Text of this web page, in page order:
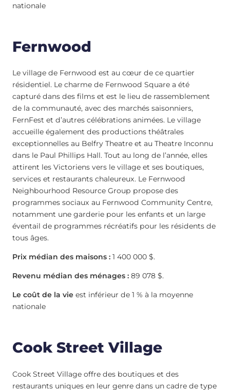
nationale
Fernwood
Le village de Fernwood est au cœur de ce quartier
résidentiel. Le charme de Fernwood Square a été
capturé dans des films et est le lieu de rassemblement
de la communauté, avec des marchés saisonniers,
FernFest et d’autres célébrations animées. Le village
accueille également des productions théâtrales
exceptionnelles au Belfry Theatre et au Theatre Inconnu
dans le Paul Phillips Hall. Tout au long de l’année, elles
attirent les Victoriens vers le village et ses boutiques,
services et restaurants chaleureux. Le Fernwood
Neighbourhood Resource Group propose des
programmes sociaux au Fernwood Community Centre,
notamment une garderie pour les enfants et un large
éventail de programmes récréatifs pour les résidents de
tous âges.
Prix médian des maisons : 1 400 000 $.
Revenu médian des ménages : 89 078 $.
Le coût de la vie est inférieur de 1 % à la moyenne
nationale
Cook Street Village
Cook Street Village offre des boutiques et des
restaurants uniques en leur genre dans un cadre de type